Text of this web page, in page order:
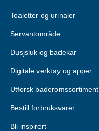
Toaletter og urinaler
Servantområde
Dusjsluk og badekar
Digitale verktøy og apper
Utforsk baderomssortiment
Bestill forbruksvarer
Bli inspirert